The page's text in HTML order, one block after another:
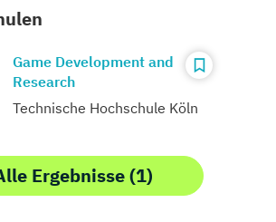
Game Development and
Research
Technische Hochschule Köln
Ergebnisse (1)